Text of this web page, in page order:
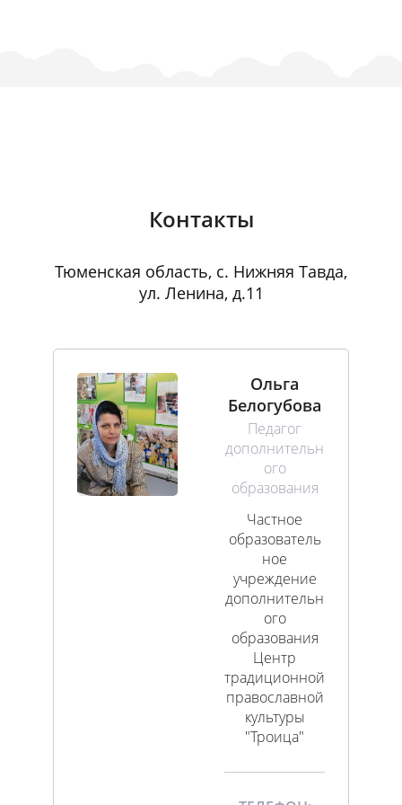
Контакты
Тюменская область, с. Нижняя Тавда,
ул. Ленина, д.11
Ольга
Белогубова
Педагог
дополнительн
ого
образования
Частное
образователь
ное
учреждение
дополнительн
ого
образования
Центр
традиционной
православной
культуры
"Троица"